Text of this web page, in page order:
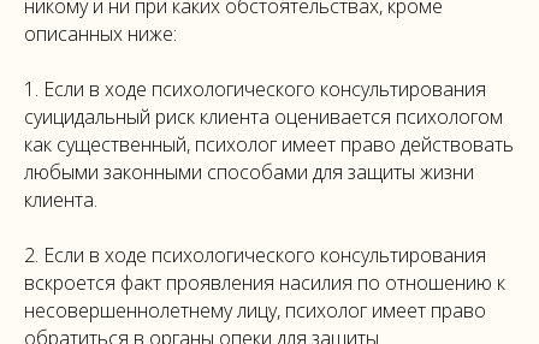
никому и ни при каких обстоятельствах, кроме
описанных ниже:
1. Если в ходе психологического консультирования
суицидальный риск клиента оценивается психологом
как существенный, психолог имеет право действовать
любыми законными способами для защиты жизни
клиента.
2. Если в ходе психологического консультирования
вскроется факт проявления насилия по отношению к
несовершеннолетнему лицу, психолог имеет право
обратиться в органы опеки для защиты